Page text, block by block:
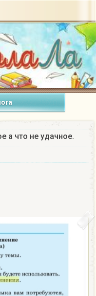
а что не удачное.